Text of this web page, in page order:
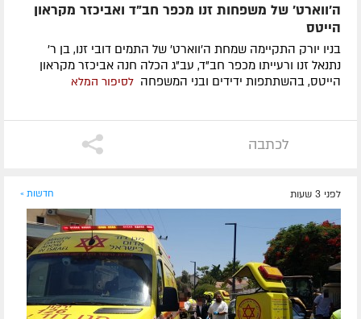
ה'ווארט' של משפחות זנו מכפר חב"ד ואביכזר מקראון
הייטס
בניו יורק התקיימה שמחת ה'ווארט' של התמים דובי זנו, בן ר'
נתנאל זנו ורעייתו מכפר חב"ד, עב"ג הכלה חנה אביכזר מקראון
הייטס, בהשתתפות ידידים ובני המשפחה לסיפור המלא
לכתבה
לפני 3 שעות חדשות »